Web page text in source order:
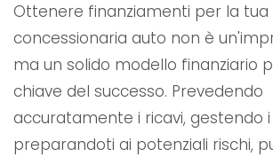
Ottenere finanziamenti per la tua
concessionaria auto non è
ma un solido modello finanziario
chiave del successo. Prevedendo
accuratamente i ricavi, gestendo
preparandoti ai potenziali rischi,